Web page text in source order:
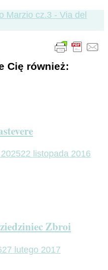
Marzio cz.3 - Via del
Cię również:
22 listopada 2016
Zbroi
27 lutego 2017